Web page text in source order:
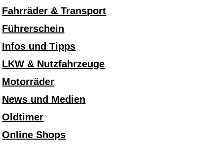
Fahrräder & Transport
Führerschein
Infos und Tipps
LKW & Nutzfahrzeuge
Motorräder
News und Medien
Oldtimer
Online Shops